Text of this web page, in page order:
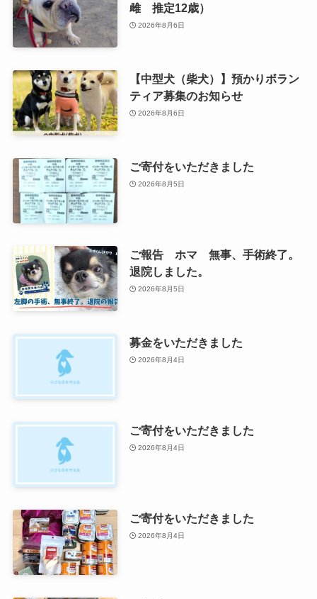
雌 推定12歳）
2026年8月6日
【中型犬（柴犬）】預かりボラン
ティア募集のお知らせ
2026年8月6日
ご寄付をいただきました
2026年8月5日
ご報告 ホマ 無事、手術終了。
退院しました。
2026年8月5日
募金をいただきました
2026年8月4日
ご寄付をいただきました
2026年8月4日
ご寄付をいただきました
2026年8月4日